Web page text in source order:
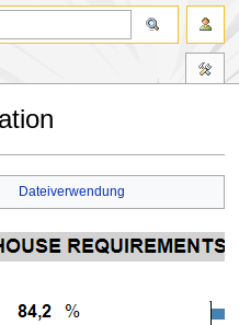
Dateiverwendung